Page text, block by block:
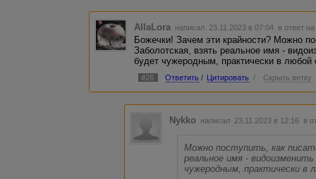
AllaLora написал 23.11.2023 в 07:04 в ответ
Божечки! Зачем эти крайности? Можно
Заболотская, взять реальное имя -
будет чужеродным, практически в любой
#26 Ответить / Цитировать / Скрыть ветку
Nykko написал 23.11.2023 в 12:16 в
Можно поступить, как
реальное имя -
чужеродным, практически в